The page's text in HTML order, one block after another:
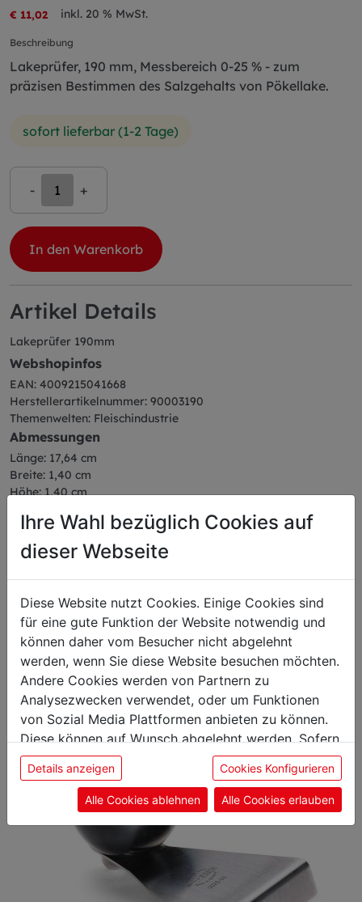
€ 11,02 inkl. 20 % MwSt.
Beschreibung
Lakeprüfer, 190 mm, Messbereich 0-25 % - zum
präzisen Bestimmen des Salzgehalts von Pökellake.
sofort lieferbar (1-2 Tage)
- +
In den Warenkorb
Artikel Details
Lakeprüfer 190mm
Webshopinfos
EAN: 4009215041668
Herstellerartikelnummer: 90003190
Themenwelten: Fleischindustrie
Abmessungen
Länge: 17,64 cm
Breite: 1,40 cm
Höhe: 1,40 cm
Das könnte Sie auch
interessieren
Ihre Wahl bezüglich Cookies auf
dieser Webseite
Diese Website nutzt Cookies. Einige Cookies sind
für eine gute Funktion der Website notwendig und
können daher vom Besucher nicht abgelehnt
werden, wenn Sie diese Website besuchen möchten.
Andere Cookies werden von Partnern zu
Analysezwecken verwendet, oder um Funktionen
von Sozial Media Plattformen anbieten zu können.
Diese können auf Wunsch abgelehnt werden. Sofern
sie unsere Webseite weiter nutzen, geben Sie
Einwilligung zu unseren Cookies.
Details anzeigen Cookies Konfigurieren
Alle Cookies ablehnen Alle Cookies erlauben